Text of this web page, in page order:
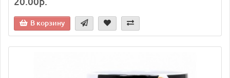
В корзину